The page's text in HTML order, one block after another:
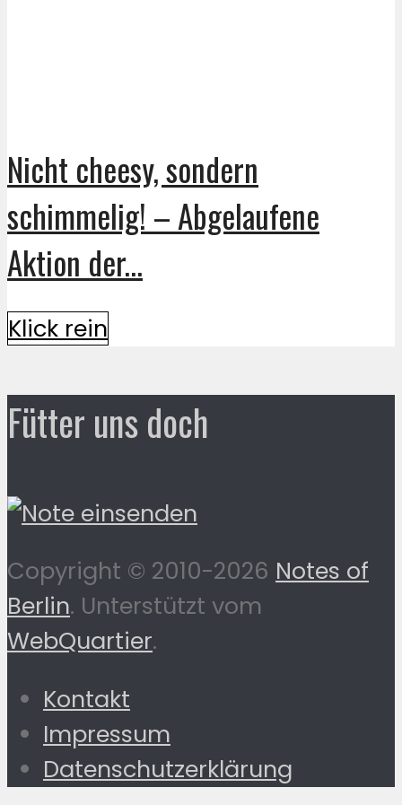
Nicht cheesy, sondern
schimmelig! – Abgelaufene
Aktion der...
Klick rein
Fütter uns doch
Copyright © 2010-2026 Notes of
Berlin. Unterstützt vom
WebQuartier.
Kontakt
Impressum
Datenschutzerklärung